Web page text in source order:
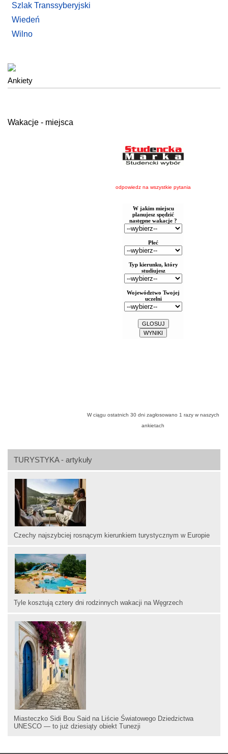
TURYSTYKA - artykuły
Czechy najszybciej rosnącym kierunkiem turystycznym w Europie
Tyle kosztują cztery dni rodzinnych wakacji na Węgrzech
Miasteczko Sidi Bou Said na Liście Światowego Dziedzictwa
UNESCO — to już dziesiąty obiekt Tunezji
Szlak Transsyberyjski
Wiedeń
Wilno
Ankiety
Wakacje - miejsca
odpowiedz na wszystkie pytania
W ciągu ostatnich 30 dni zagłosowano 1 razy w naszych
ankietach